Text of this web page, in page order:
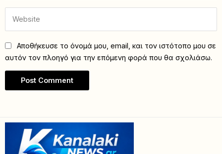
Αποθήκευσε το όνομά μου, email, και τον ιστότοπο μου σε
αυτόν τον πλοηγό για την επόμενη φορά που θα σχολιάσω.